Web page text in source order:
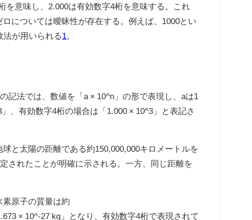
意味し、2.000は有効数字4桁を意味する。これ
については曖昧性が存在する。例えば、1000とい
法が用いられる1
記法では、数値を「a × 10^n」の形で表現し、aは1
、有効数字4桁の場合は「1.000 × 10^3」と表記さ
と太陽の距離である約150,000,000キロメートルを
されたことが明確に示される。一方、同じ距離を
原子の質量は約
× 10^-27 kg」となり、有効数字4桁で表現されて